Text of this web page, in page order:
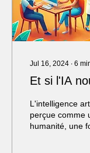
Jul 16, 2024 ∙ 6
Et si l'IA
L'intelligence
perçue comme
humanité, une